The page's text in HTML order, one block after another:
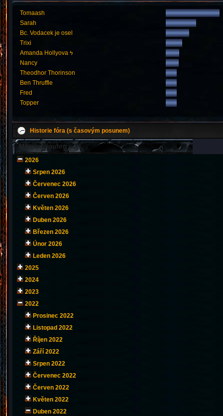
Tomaash
Sarah
Bc. Vodacek je osel
Trixi
Amanda Hollyova ϟ
Nancy
Theodhor Thorinson
Ben Thruffle
Fred
Topper
Historie fóra (s časovým posunem)
Měsíční souhrn
2026
Srpen 2026
Červenec 2026
Červen 2026
Květen 2026
Duben 2026
Březen 2026
Únor 2026
Leden 2026
2025
2024
2023
2022
Prosinec 2022
Listopad 2022
Říjen 2022
Září 2022
Srpen 2022
Červenec 2022
Červen 2022
Květen 2022
Duben 2022